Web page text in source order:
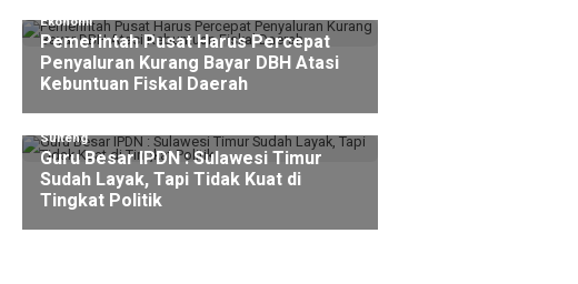
Ekonomi
Pemerintah Pusat Harus Percepat
Penyaluran Kurang Bayar DBH Atasi
Kebuntuan Fiskal Daerah
Sulteng
Guru Besar IPDN : Sulawesi Timur
Sudah Layak, Tapi Tidak Kuat di
Tingkat Politik